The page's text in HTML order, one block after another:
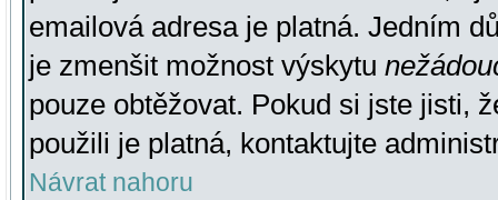
emailová adresa je platná. Jedním
je zmenšit možnost výskytu
pouze obtěžovat. Pokud si jste jisti,
použili je platná, kontaktujte
Návrat nahoru